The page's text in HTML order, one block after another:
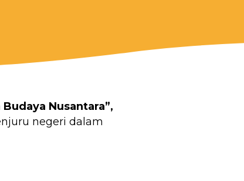
Nusantara”,
negeri dalam